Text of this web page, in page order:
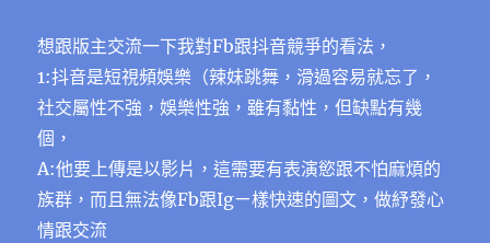
想跟版主交流一下我對Fb跟抖音競爭的看法，
1:抖音是短視頻娛樂（辣妹跳舞，滑過容易就忘了，
社交屬性不強，娛樂性強，雖有黏性，但缺點有幾
個，
A:他要上傳是以影片，這需要有表演慾跟不怕麻煩的
族群，而且無法像Fb跟Igㄧ樣快速的圖文，做紓發心
情跟交流